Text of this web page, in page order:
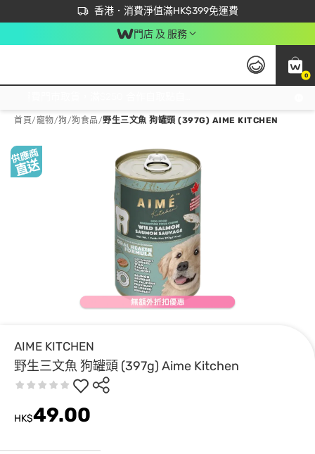
香港．消費淨值滿HK$399免運費
立即成為易賞錢會員盡享獨家優惠
首次APP下單買滿$450 輸入 NEWAPP 即減$50
門店 及 服務
0
首頁/寵物/狗/狗食品/野生三文魚 狗罐頭 (397G) AIME KITCHEN
AIME KITCHEN
野生三文魚 狗罐頭 (397g) Aime Kitchen
HK$49.00